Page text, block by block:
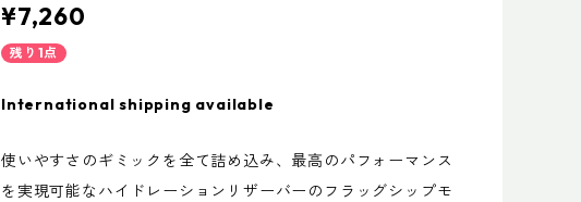
¥7,260
残り1点
International shipping available
使いやすさのギミックを全て詰め込み、最高のパフォーマンス
を実現可能なハイドレーションリザーバーのフラッグシップモ